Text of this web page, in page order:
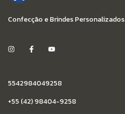
Confecção e Brindes Personalizados
5542984049258
+55 (42) 98404-9258